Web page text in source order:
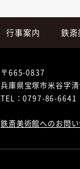
行事案内 鉄斎
〒665-0837
兵庫県宝塚市米谷字
TEL：0797-86-6641
鉄斎美術館へのお問